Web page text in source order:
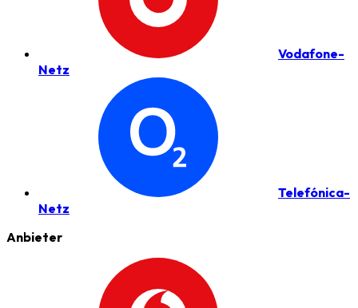
Vodafone-
Netz
Telefónica-
Netz
Anbieter